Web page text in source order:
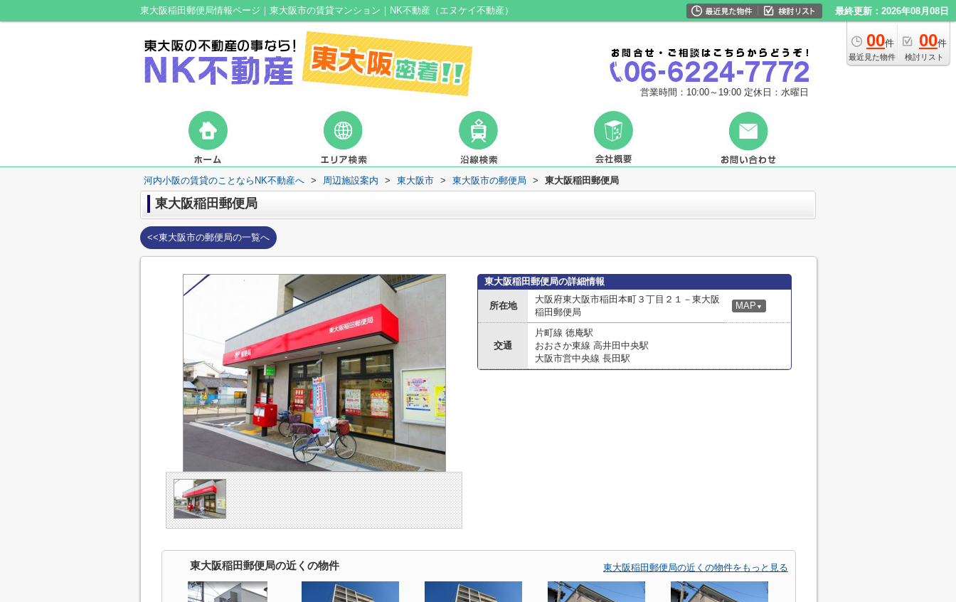
東大阪稲田郵便局情報ページ｜東大阪市の賃貸マンション｜NK不動産（エヌケイ不動産） 最終更新：2026年08月08日
00件
最近見た物件
00件
検討リスト
営業時間：10:00～19:00 定休日：水曜日
河内小阪の賃貸のことならNK不動産へ > 周辺施設案内 > 東大阪市 > 東大阪市の郵便局 > 東大阪稲田郵便局
東大阪稲田郵便局
<<東大阪市の郵便局の一覧へ
東大阪稲田郵便局の詳細情報
所在地
大阪府東大阪市稲田本町３丁目２１－東大阪
稲田郵便局
MAP ▼
交通
片町線 徳庵駅
おおさか東線 高井田中央駅
大阪市営中央線 長田駅
東大阪稲田郵便局の近くの物件 東大阪稲田郵便局の近くの物件をもっと見る